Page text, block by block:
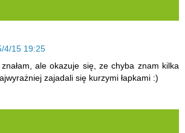
4/15 19:25
ale okazuje się, ze chyba znam kilka
zajadali się kurzymi łapkami :)